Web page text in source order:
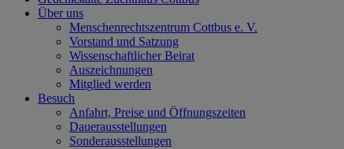
Über uns
Menschenrechtszentrum Cottbus e. V.
Vorstand und Satzung
Wissenschaftlicher Beirat
Auszeichnungen
Mitglied werden
Besuch
Anfahrt, Preise und Öffnungszeiten
Dauerausstellungen
Sonderausstellungen